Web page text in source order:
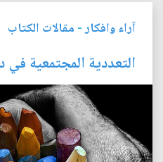
آراء وافكار- مقالات الكتاب
التعددية المجتمعية